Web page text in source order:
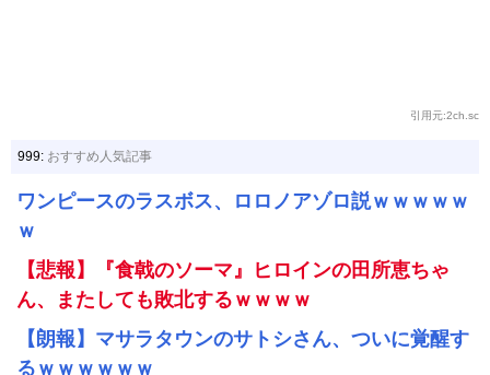
引用元:2ch.sc
999: おすすめ人気記事
ワンピースのラスボス、ロロノアゾロ説ｗｗｗｗｗ
ｗ
【悲報】『食戟のソーマ』ヒロインの田所恵ちゃ
ん、またしても敗北するｗｗｗｗ
【朗報】マサラタウンのサトシさん、ついに覚醒す
るｗｗｗｗｗｗ